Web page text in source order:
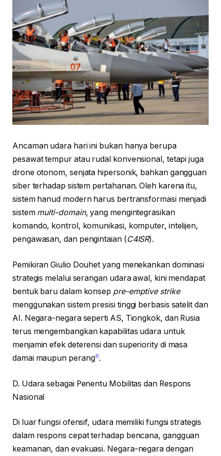
Ancaman udara hari ini bukan hanya berupa
pesawat tempur atau rudal konvensional, tetapi juga
drone otonom, senjata hipersonik, bahkan gangguan
siber terhadap sistem pertahanan. Oleh karena itu,
sistem hanud modern harus bertransformasi menjadi
sistem multi-domain, yang mengintegrasikan
komando, kontrol, komunikasi, komputer, intelijen,
pengawasan, dan pengintaian (C4ISR).
Pemikiran Giulio Douhet yang menekankan dominasi
strategis melalui serangan udara awal, kini mendapat
bentuk baru dalam konsep pre-emptive strike
menggunakan sistem presisi tinggi berbasis satelit dan
AI. Negara-negara seperti AS, Tiongkok, dan Rusia
terus mengembangkan kapabilitas udara untuk
menjamin efek deterensi dan superiority di masa
damai maupun perang6.
D. Udara sebagai Penentu Mobilitas dan Respons
Nasional
Di luar fungsi ofensif, udara memiliki fungsi strategis
dalam respons cepat terhadap bencana, gangguan
keamanan, dan evakuasi. Negara-negara dengan